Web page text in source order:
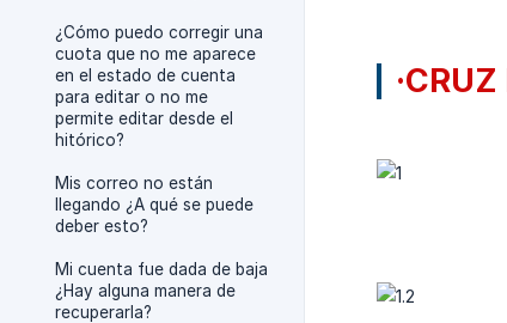
¿Cómo puedo corregir una
cuota que no me aparece
en el estado de cuenta
para editar o no me
permite editar desde el
hitórico?
Mis correo no están
llegando ¿A qué se puede
deber esto?
Mi cuenta fue dada de baja
¿Hay alguna manera de
recuperarla?